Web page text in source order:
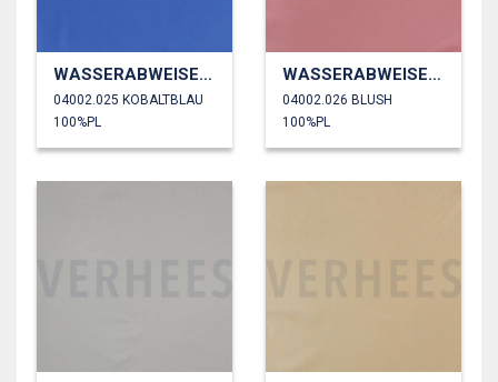
WASSERABWEISEND
04002.025 KOBALTBLAU
100%PL
WASSERABWEISEND
04002.026 BLUSH
100%PL